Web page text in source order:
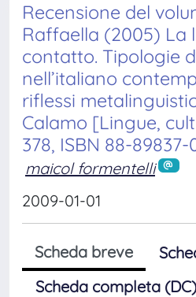
Recensione del
Raffaella (2005) La
contatto. Tipologie
nell’italiano
riflessi
Calamo [Lingue,
378, ISBN 88-
maicol formentelli
2009-01-01
Scheda breve
Scheda completa (DC)